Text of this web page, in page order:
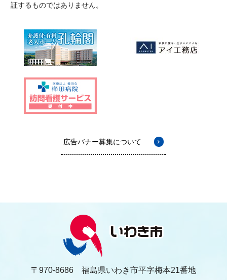
証するものではありません。
広告バナー募集について
〒970-8686 福島県いわき市平字梅本21番地